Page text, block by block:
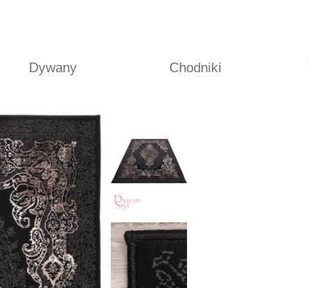
Dywany Chodniki